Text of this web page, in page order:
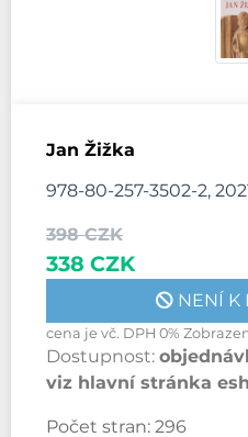
Jan Žižka
978-80-257-3502-2,
398 CZK
338 CZK
NENÍ K
cena je vč. DPH 0%
Dostupnost:
viz hlavní stránka
Počet stran: 296